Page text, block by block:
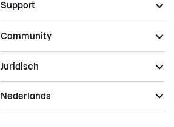
Support
Community
Juridisch
Nederlands